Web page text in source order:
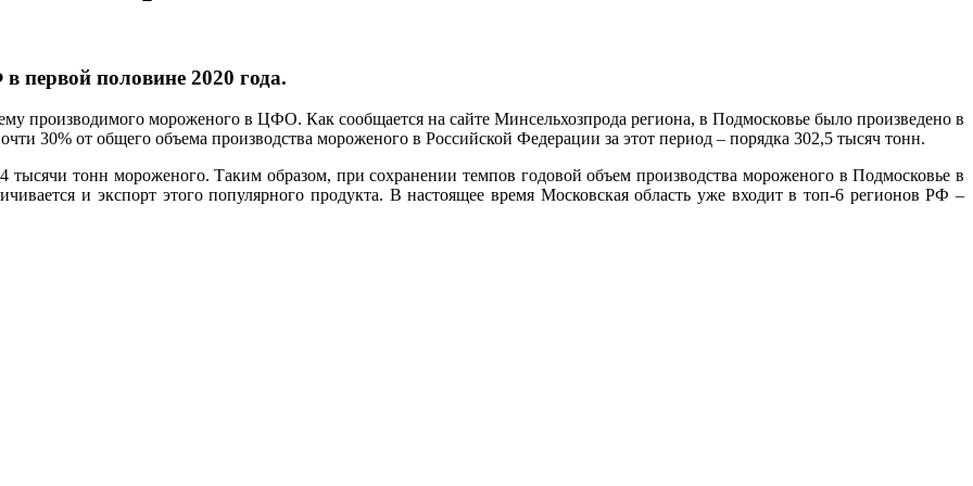
первой половине 2020 года.
производимого мороженого в ЦФО. Как сообщается на сайте Минсельхозпрода региона, в Подмосковье было произведено в
30% от общего объема производства мороженого в Российской Федерации за этот период – порядка 302,5 тысяч тонн.
тысячи тонн мороженого. Таким образом, при сохранении темпов годовой объем производства мороженого в Подмосковье в
и экспорт этого популярного продукта. В настоящее время Московская область уже входит в топ-6 регионов РФ –